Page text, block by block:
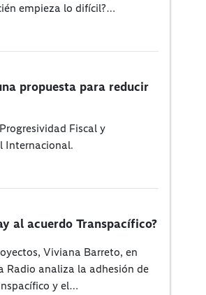
empieza lo difícil?…
propuesta para reducir
Fiscal y
Internacional.
al acuerdo Transpacífico?
Viviana Barreto, en
Radio analiza la adhesión de
y el…